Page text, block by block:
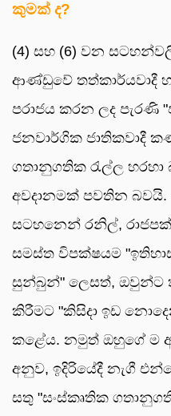
කුමක් ද?
(4) සහ (6) වන
ආණ්ඩුවේ තත්කාර්යවාදී
පරාජය කරන ලද පැරණි
ජනවාර්ගික ජාතිකවාදී
ගතානුගතික රැල්ල
අවදානමක් පවතින බවයි.
සටහනෙන් රනිල්,
සමස්ත විපක්ෂයම
සුන්බුන්" ලෙසත්, ඔවුන්ට
කිරීමට "කිසිදා ඉඩ
කළේය. නමුත් ඔහුගේ ම
අනුව, ඉදිරියේදී නැගී
සතු "සංස්කෘතික